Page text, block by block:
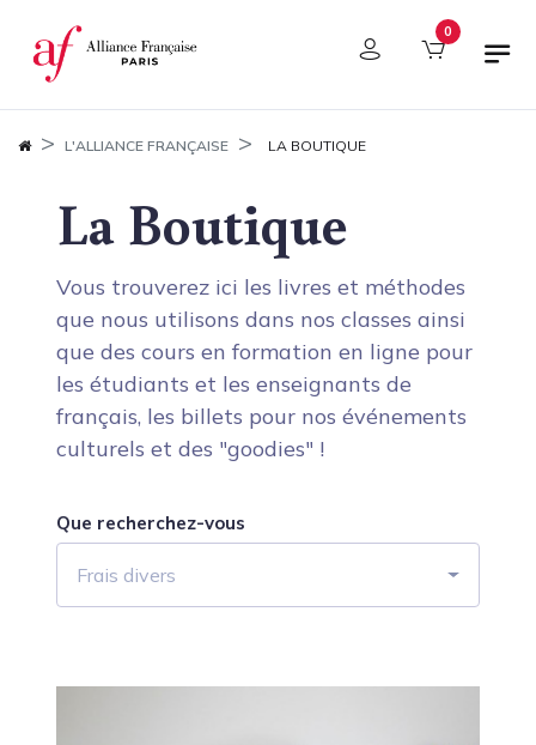
Panneau de gestion des cookies 0
L'ALLIANCE FRANÇAISE LA BOUTIQUE
La Boutique
Vous trouverez ici les livres et méthodes
que nous utilisons dans nos classes ainsi
que des cours en formation en ligne pour
les étudiants et les enseignants de
français, les billets pour nos événements
culturels et des "goodies" !
Que recherchez-vous
Frais divers